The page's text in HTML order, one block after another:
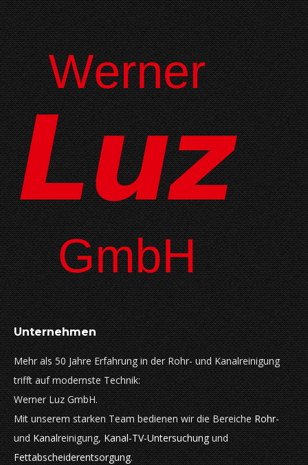
Unternehmen
Mehr als 50 Jahre Erfahrung in der Rohr- und Kanalreinigung
trifft auf modernste Technik:
Werner Luz GmbH.
Mit unserem starken Team bedienen wir die Bereiche Rohr-
undKanalreinigung,Kanal-TV-Untersuchungund
Fettabscheiderentsorgung.